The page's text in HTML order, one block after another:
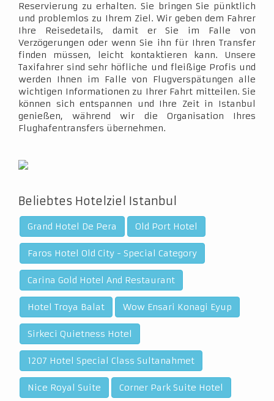
Reservierung zu erhalten. Sie bringen Sie pünktlich
und problemlos zu Ihrem Ziel. Wir geben dem Fahrer
Ihre Reisedetails, damit er Sie im Falle von
Verzögerungen oder wenn Sie ihn für Ihren Transfer
finden müssen, leicht kontaktieren kann. Unsere
Taxifahrer sind sehr höfliche und fleißige Profis und
werden Ihnen im Falle von Flugverspätungen alle
wichtigen Informationen zu Ihrer Fahrt mitteilen. Sie
können sich entspannen und Ihre Zeit in Istanbul
genießen, während wir die Organisation Ihres
Flughafentransfers übernehmen.
Beliebtes Hotelziel Istanbul
Grand Hotel De Pera Old Port Hotel
Faros Hotel Old City - Special Category
Carina Gold Hotel And Restaurant
Hotel Troya Balat Wow Ensari Konagi Eyup
Sirkeci Quietness Hotel
1207 Hotel Special Class Sultanahmet
Nice Royal Suite Corner Park Suite Hotel